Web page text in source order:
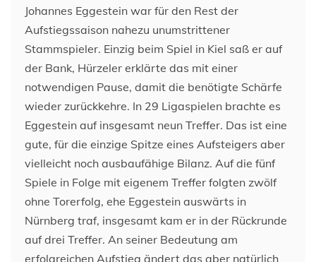
Johannes Eggestein war für den Rest der
Aufstiegssaison nahezu unumstrittener
Stammspieler. Einzig beim Spiel in Kiel saß er auf
der Bank, Hürzeler erklärte das mit einer
notwendigen Pause, damit die benötigte Schärfe
wieder zurückkehre. In 29 Ligaspielen brachte es
Eggestein auf insgesamt neun Treffer. Das ist eine
gute, für die einzige Spitze eines Aufsteigers aber
vielleicht noch ausbaufähige Bilanz. Auf die fünf
Spiele in Folge mit eigenem Treffer folgten zwölf
ohne Torerfolg, ehe Eggestein auswärts in
Nürnberg traf, insgesamt kam er in der Rückrunde
auf drei Treffer. An seiner Bedeutung am
erfolgreichen Aufstieg ändert das aber natürlich